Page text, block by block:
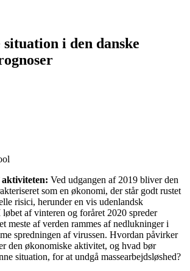
i den danske
Ved udgangen af 2019 bliver den
som en økonomi, der står godt rustet
risici, herunder en vis udenlandsk
af vinteren og foråret 2020 spreder
meste af verden rammes af nedlukninger i
spredningen af virussen. Hvordan påvirker
den økonomiske aktivitet, og hvad bør
situation, for at undgå massearbejdsløshed?